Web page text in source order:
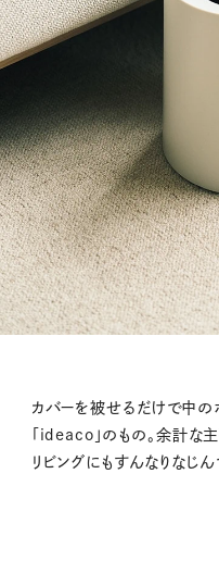
カバーを被せるだけで中の
「ideaco」のもの。余計な
リビングにもすんなりなじん